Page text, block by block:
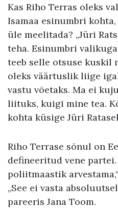
Kas Riho Terras oleks
Isamaa esinumbri
üle meelitada? „Jüri
teha. Esinumbri
teeb selle otsuse kuskil
oleks väärtuslik liige
vastu võetaks. Ma ei
liituks, kuigi mine tea.
kohta küsige Jüri
Riho Terrase sõnul on
defineeritud vene partei.
poliitmaastik
„See ei vasta
pareeris Jana Toom.